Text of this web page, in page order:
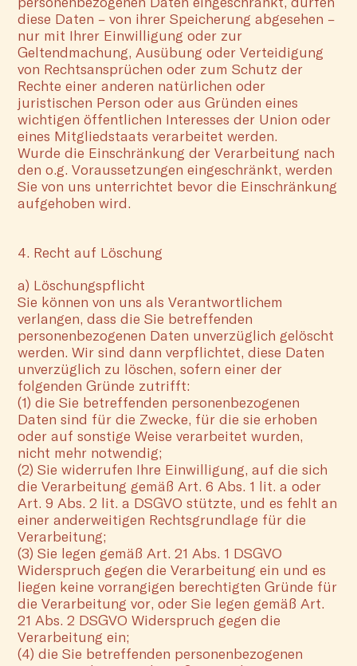
diese Daten – von ihrer Speicherung abgesehen –
nur mit Ihrer Einwilligung oder zur
Geltendmachung, Ausübung oder Verteidigung
von Rechtsansprüchen oder zum Schutz der
Rechte einer anderen natürlichen oder
juristischen Person oder aus Gründen eines
wichtigen öffentlichen Interesses der Union oder
eines Mitgliedstaats verarbeitet werden.
Wurde die Einschränkung der Verarbeitung nach
den o.g. Voraussetzungen eingeschränkt, werden
Sie von uns unterrichtet bevor die Einschränkung
aufgehoben wird.
4. Recht auf Löschung
a) Löschungspflicht
Sie können von uns als Verantwortlichem
verlangen, dass die Sie betreffenden
personenbezogenen Daten unverzüglich gelöscht
werden. Wir sind dann verpflichtet, diese Daten
unverzüglich zu löschen, sofern einer der
folgenden Gründe zutrifft:
(1) die Sie betreffenden personenbezogenen
Daten sind für die Zwecke, für die sie erhoben
oder auf sonstige Weise verarbeitet wurden,
nicht mehr notwendig;
(2) Sie widerrufen Ihre Einwilligung, auf die sich
die Verarbeitung gemäß Art. 6 Abs. 1 lit. a oder
Art. 9 Abs. 2 lit. a DSGVO stützte, und es fehlt an
einer anderweitigen Rechtsgrundlage für die
Verarbeitung;
(3) Sie legen gemäß Art. 21 Abs. 1 DSGVO
Widerspruch gegen die Verarbeitung ein und es
liegen keine vorrangigen berechtigten Gründe für
die Verarbeitung vor, oder Sie legen gemäß Art.
21 Abs. 2 DSGVO Widerspruch gegen die
Verarbeitung ein;
(4) die Sie betreffenden personenbezogenen